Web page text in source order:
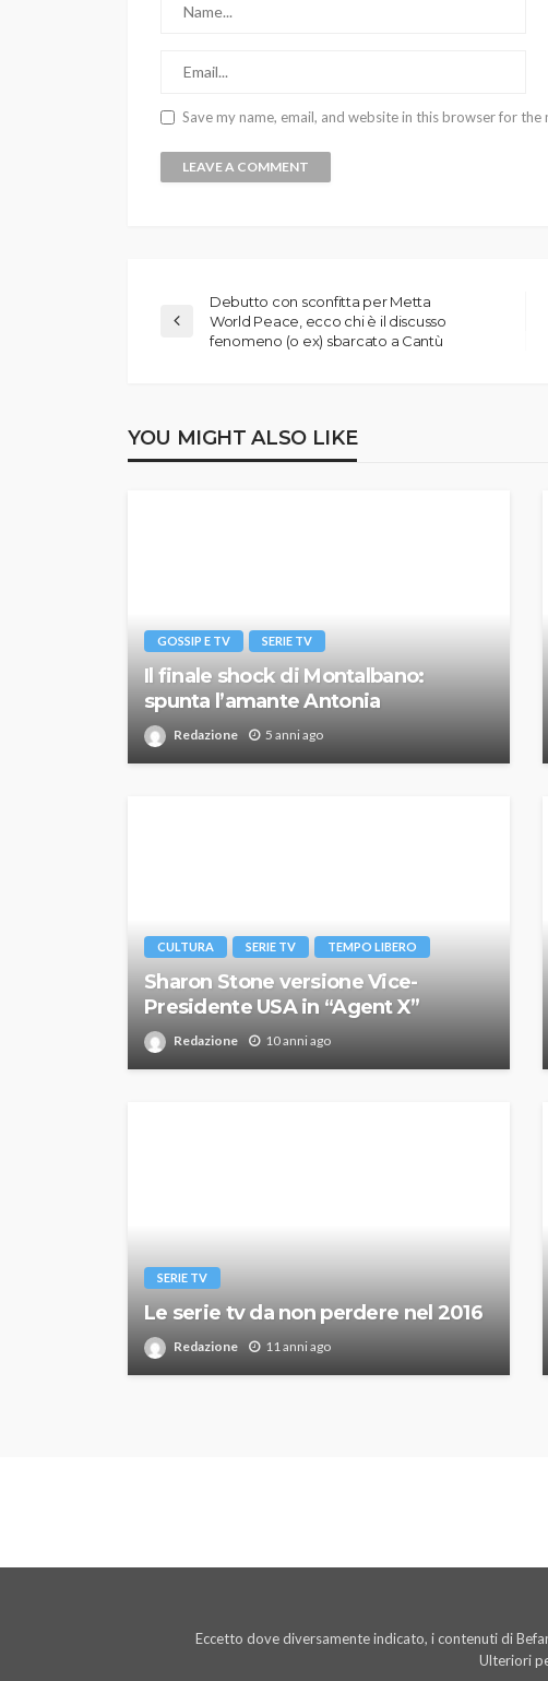
Save my name, email, and website in this browser for the
Debutto con sconfitta per Metta
World Peace, ecco chi è il discusso
fenomeno (o ex) sbarcato a Cantù
YOU MIGHT ALSO LIKE
GOSSIP E TV SERIE TV
Il finale shock di Montalbano:
spunta l’amante Antonia
Redazione 5 anni ago
CULTURA SERIE TV TEMPO LIBERO
Sharon Stone versione Vice-
Presidente USA in “Agent X”
Redazione 10 anni ago
SERIE TV
Le serie tv da non perdere nel 2016
Redazione 11 anni ago
Eccetto dove diversamente indicato, i contenuti di
Ulteriori